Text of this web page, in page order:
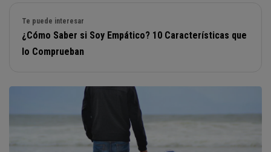
Te puede interesar
¿Cómo Saber si Soy Empático? 10 Características que
lo Comprueban